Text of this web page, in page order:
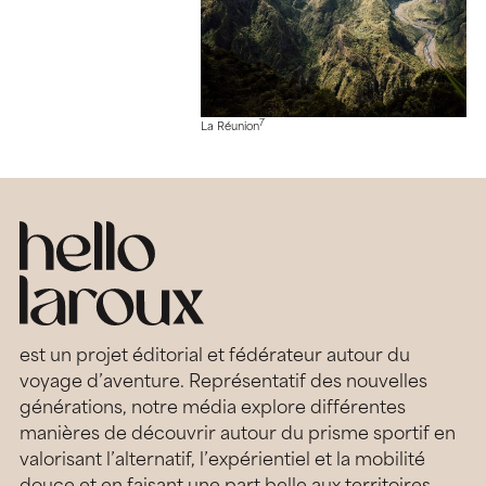
La Réunion7
est un projet éditorial et fédérateur autour du
voyage d’aventure. Représentatif des nouvelles
générations, notre média explore différentes
manières de découvrir autour du prisme sportif en
valorisant l’alternatif, l’expérientiel et la mobilité